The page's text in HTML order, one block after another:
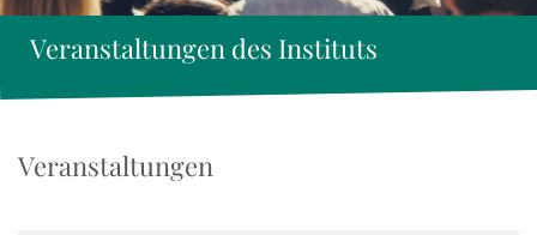
Veranstaltungen des Instituts
Veranstaltungen